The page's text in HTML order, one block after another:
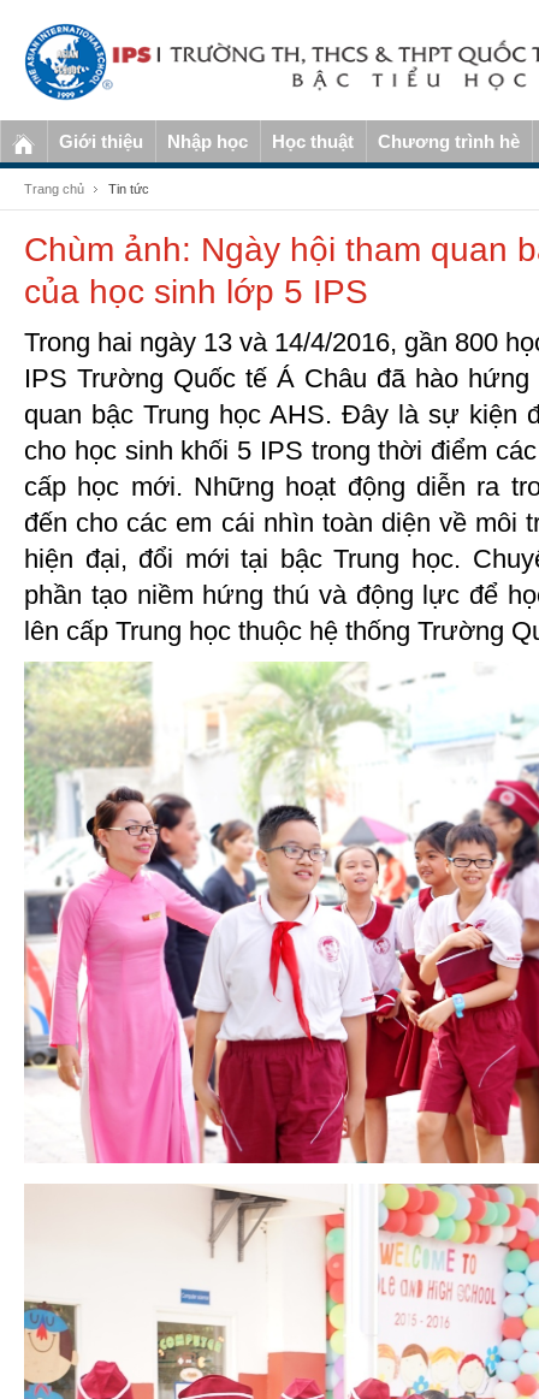
Giới thiệu Nhập học Học thuật Chương trình hè
Trang chủ Tin tức
Chùm ảnh: Ngày hội tham quan
của học sinh lớp 5 IPS
Trong hai ngày 13 và 14/4/2016, gần 800
IPS Trường Quốc tế Á Châu đã hào
quan bậc Trung học AHS. Đây là sự kiện
cho học sinh khối 5 IPS trong thời điểm
cấp học mới. Những hoạt động diễn ra
đến cho các em cái nhìn toàn diện về môi
hiện đại, đổi mới tại bậc Trung học.
phần tạo niềm hứng thú và động lực để
lên cấp Trung học thuộc hệ thống Trường